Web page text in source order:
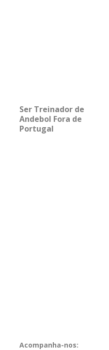
Ser Treinador de
Andebol Fora de
Portugal
Acompanha-nos: